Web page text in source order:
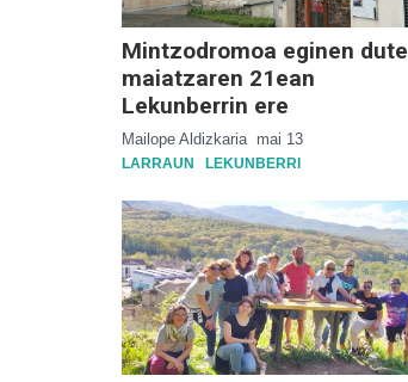
Mintzodromoa eginen dute
maiatzaren 21ean
Lekunberrin ere
Mailope Aldizkaria mai 13
LARRAUN LEKUNBERRI